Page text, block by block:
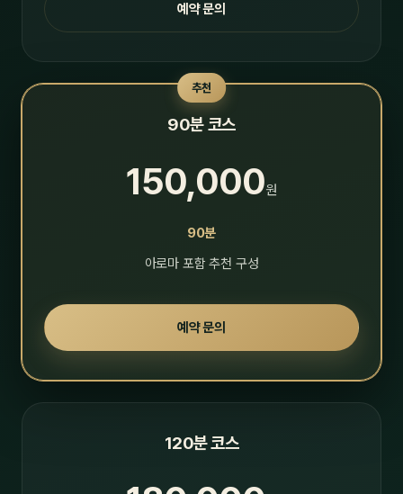
예약 문의
추천
90분 코스
150,000원
90분
아로마 포함 추천 구성
예약 문의
120분 코스